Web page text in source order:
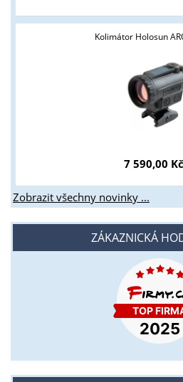
Kolimátor Holosun
7 590,00 Kč
Zobrazit všechny novinky ...
ZÁKAZNICKÁ